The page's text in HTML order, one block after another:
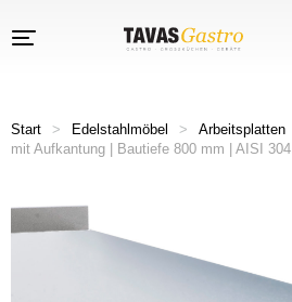
Start > Edelstahlmöbel > Arbeitsplatten
mit Aufkantung | Bautiefe 800 mm | AISI 304